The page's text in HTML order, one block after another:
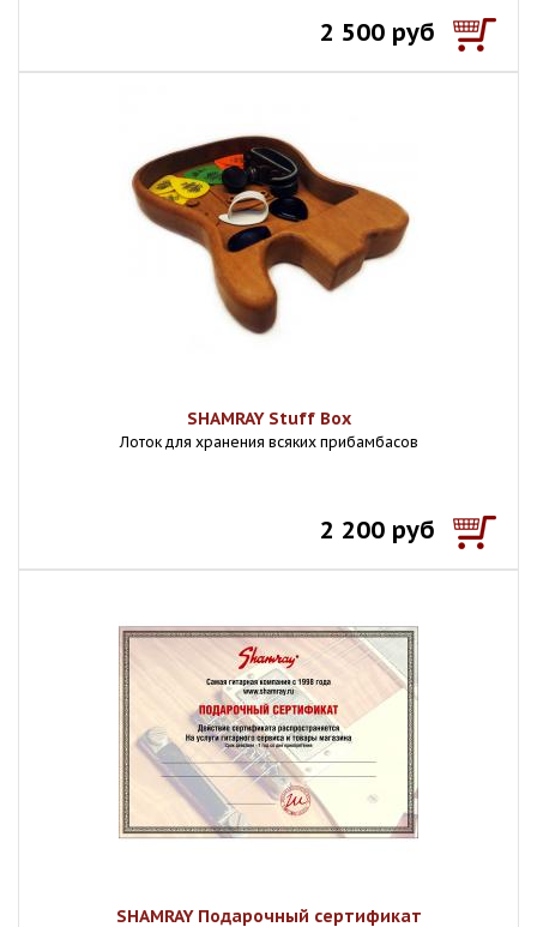
2 500 руб
SHAMRAY Stuff Box
Лоток для хранения всяких прибамбасов
2 200 руб
SHAMRAY Подарочный сертификат